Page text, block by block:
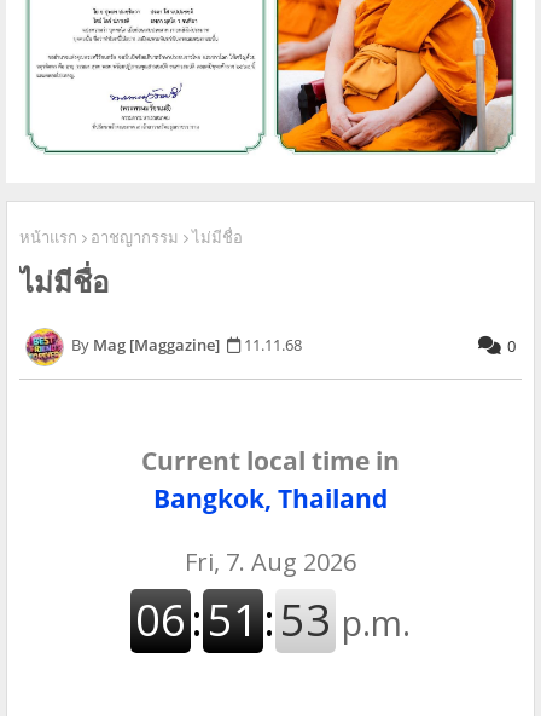
หน้าแรก อาชญากรรม ไม่มีชื่อ
ไม่มีชื่อ
Mag [Maggazine] 11.11.68 0
Current local time in
Bangkok, Thailand